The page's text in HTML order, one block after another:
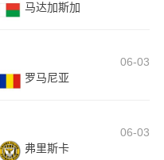
马达加斯加
06-03
罗马尼亚
06-03
弗里斯卡